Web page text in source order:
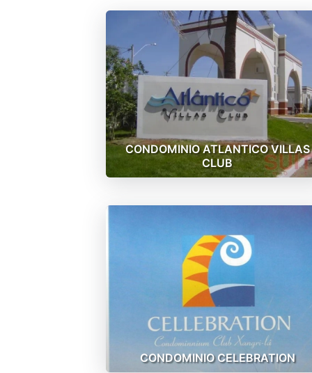
CONDOMINIO ATLANTICO VILLAS
CLUB
CONDOMINIO CELEBRATION